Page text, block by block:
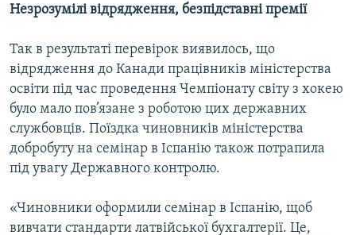
Незрозумілі відрядження, безпідставні премії
Так в результаті перевірок виявилось, що
відрядження до Канади працівників міністерства
освіти під час проведення Чемпіонату світу з хокею
було мало пов’язане з роботою цих державних
службовців. Поїздка чиновників міністерства
добробуту на семінар в Іспанію також потрапила
під увагу Державного контролю.
«Чиновники оформили семінар в Іспанію, щоб
вивчати стандарти латвійської бухгалтерії. Це,